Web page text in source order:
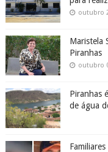
outubro
Maristela
Piranhas
outubro
Piranhas
de água